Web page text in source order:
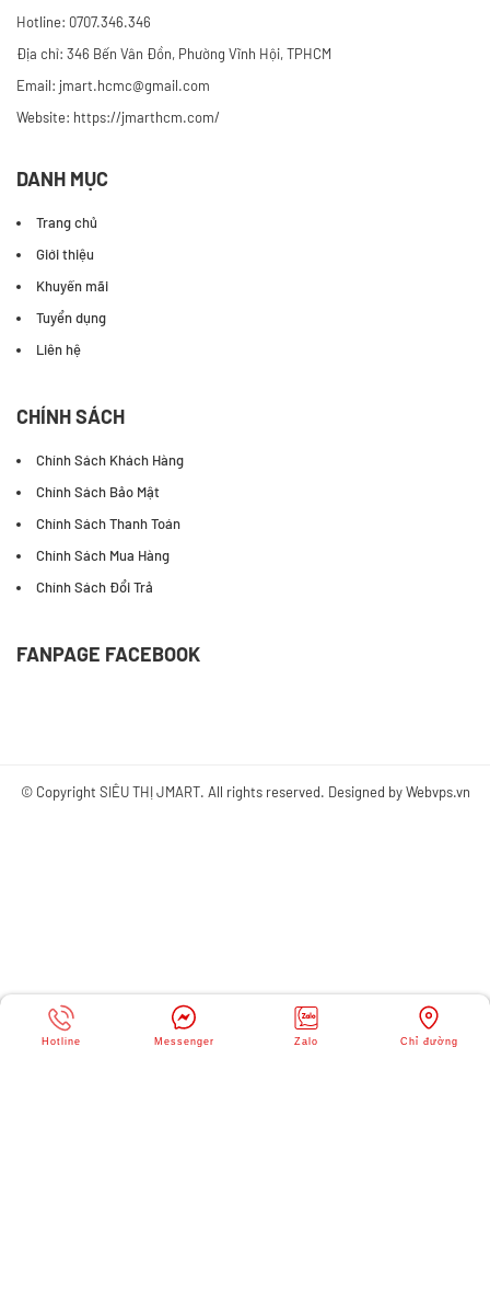
Hotline: 0707.346.346
Địa chỉ: 346 Bến Vân Đồn, Phường Vĩnh Hội, TPHCM
Email: jmart.hcmc@gmail.com
Website: https://jmarthcm.com/
DANH MỤC
Trang chủ
Giới thiệu
Khuyến mãi
Tuyển dụng
Liên hệ
CHÍNH SÁCH
Chính Sách Khách Hàng
Chính Sách Bảo Mật
Chính Sách Thanh Toán
Chính Sách Mua Hàng
Chính Sách Đổi Trả
FANPAGE FACEBOOK
© Copyright SIÊU THỊ JMART. All rights reserved. Designed byWebvps.vn
Hotline Messenger Zalo Chỉ đường